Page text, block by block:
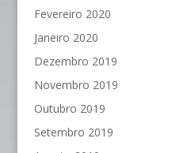
Fevereiro 2020
Janeiro 2020
Dezembro 2019
Novembro 2019
Outubro 2019
Setembro 2019